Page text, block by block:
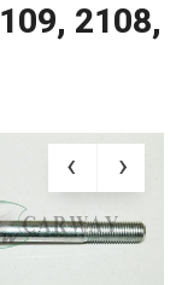
2108,